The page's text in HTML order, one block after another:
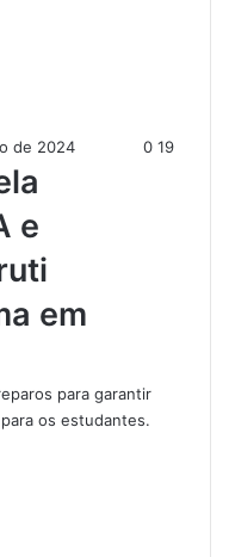
de 2024 0 19
e
em
para garantir
os estudantes.